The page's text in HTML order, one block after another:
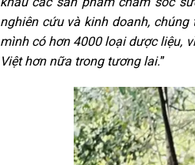
nghiên cứu và kinh doanh,
mình có hơn 4000 loại dược liệu,
Việt hơn nữa trong tương lai.”